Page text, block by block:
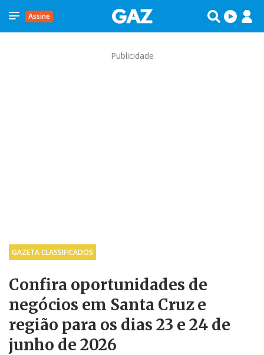
Assine
Publicidade
GAZETA CLASSIFICADOS
Confira oportunidades de
negócios em Santa Cruz e
região para os dias 23 e 24 de
junho de 2026